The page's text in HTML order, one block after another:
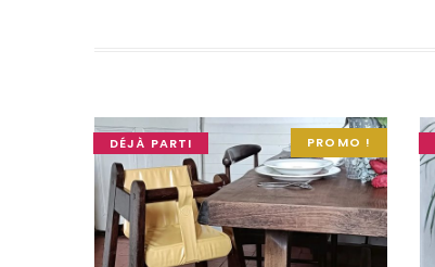
PROMO !
DÉJÀ PARTI